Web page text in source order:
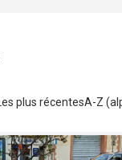
Les plus récentesA-Z